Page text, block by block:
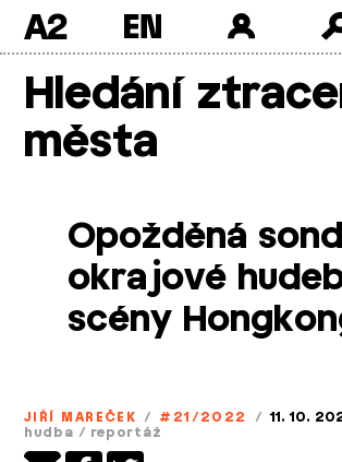
A2
Hledání
města
Opožděná
okrajové
scény
JIŘÍ MAREČEK / #21/2022 / 11. 10.
hudba / reportáž